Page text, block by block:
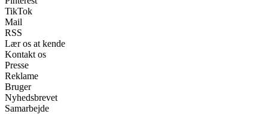
TikTok
Mail
RSS
Lær os at kende
Kontakt os
Presse
Reklame
Bruger
Nyhedsbrevet
Samarbejde